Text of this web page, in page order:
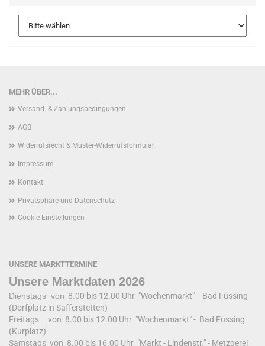
MEHR ÜBER...
Versand- & Zahlungsbedingungen
AGB
Widerrufsrecht & Muster-Widerrufsformular
Impressum
Kontakt
Privatsphäre und Datenschutz
Cookie Einstellungen
UNSERE MARKTTERMINE
Unsere Marktdaten 2026
Dienstags von 8.00 bis 12.00 Uhr "Wochenmarkt" - Bad Füssing
(Dorfplatz in Safferstetten)
Freitags von 8.00 bis 12.00 Uhr "Wochenmarkt" - Bad Füssing
(Kurplatz)
Samstags von 8.00 bis 16.00 Uhr "Markt - Lindenstr." - Metzgerei